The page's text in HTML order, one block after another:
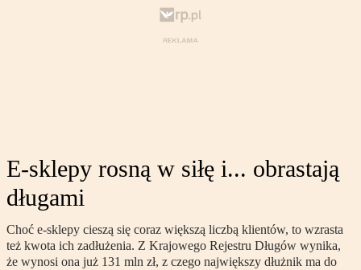
E-sklepy rosną w siłę i... obrastają
długami
Choć e-sklepy cieszą się coraz większą liczbą klientów, to wzrasta
też kwota ich zadłużenia. Z Krajowego Rejestru Długów wynika,
że wynosi ona już 131 mln zł, z czego największy dłużnik ma do